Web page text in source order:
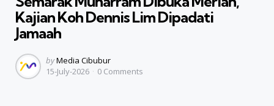
Kajian Koh Dennis Lim Dipadati
Jamaah
Posted
by
byMedia Cibubur
15-July-2026
0 Comments